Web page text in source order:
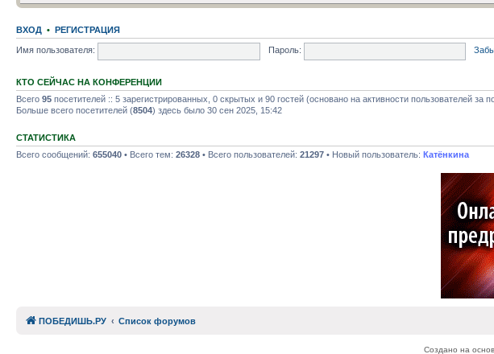
ВХОД • РЕГИСТРАЦИЯ
Имя пользователя: Пароль:
КТО СЕЙЧАС НА КОНФЕРЕНЦИИ
Всего 95 посетителей :: 5 зарегистрированных, 0 скрытых и 90 гостей (основано на активности пользователей за
Больше всего посетителей (8504) здесь было 30 сен 2025, 15:42
СТАТИСТИКА
Всего сообщений: 655040 • Всего тем: 26328 • Всего пользователей: 21297 • Новый пользователь: Катёнкина
ПОБЕДИШЬ.РУ Список форумов
Создано на